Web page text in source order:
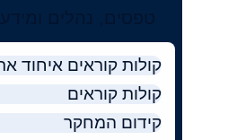
קולות קוראים איחוד
קולות קוראים
קידום המחקר